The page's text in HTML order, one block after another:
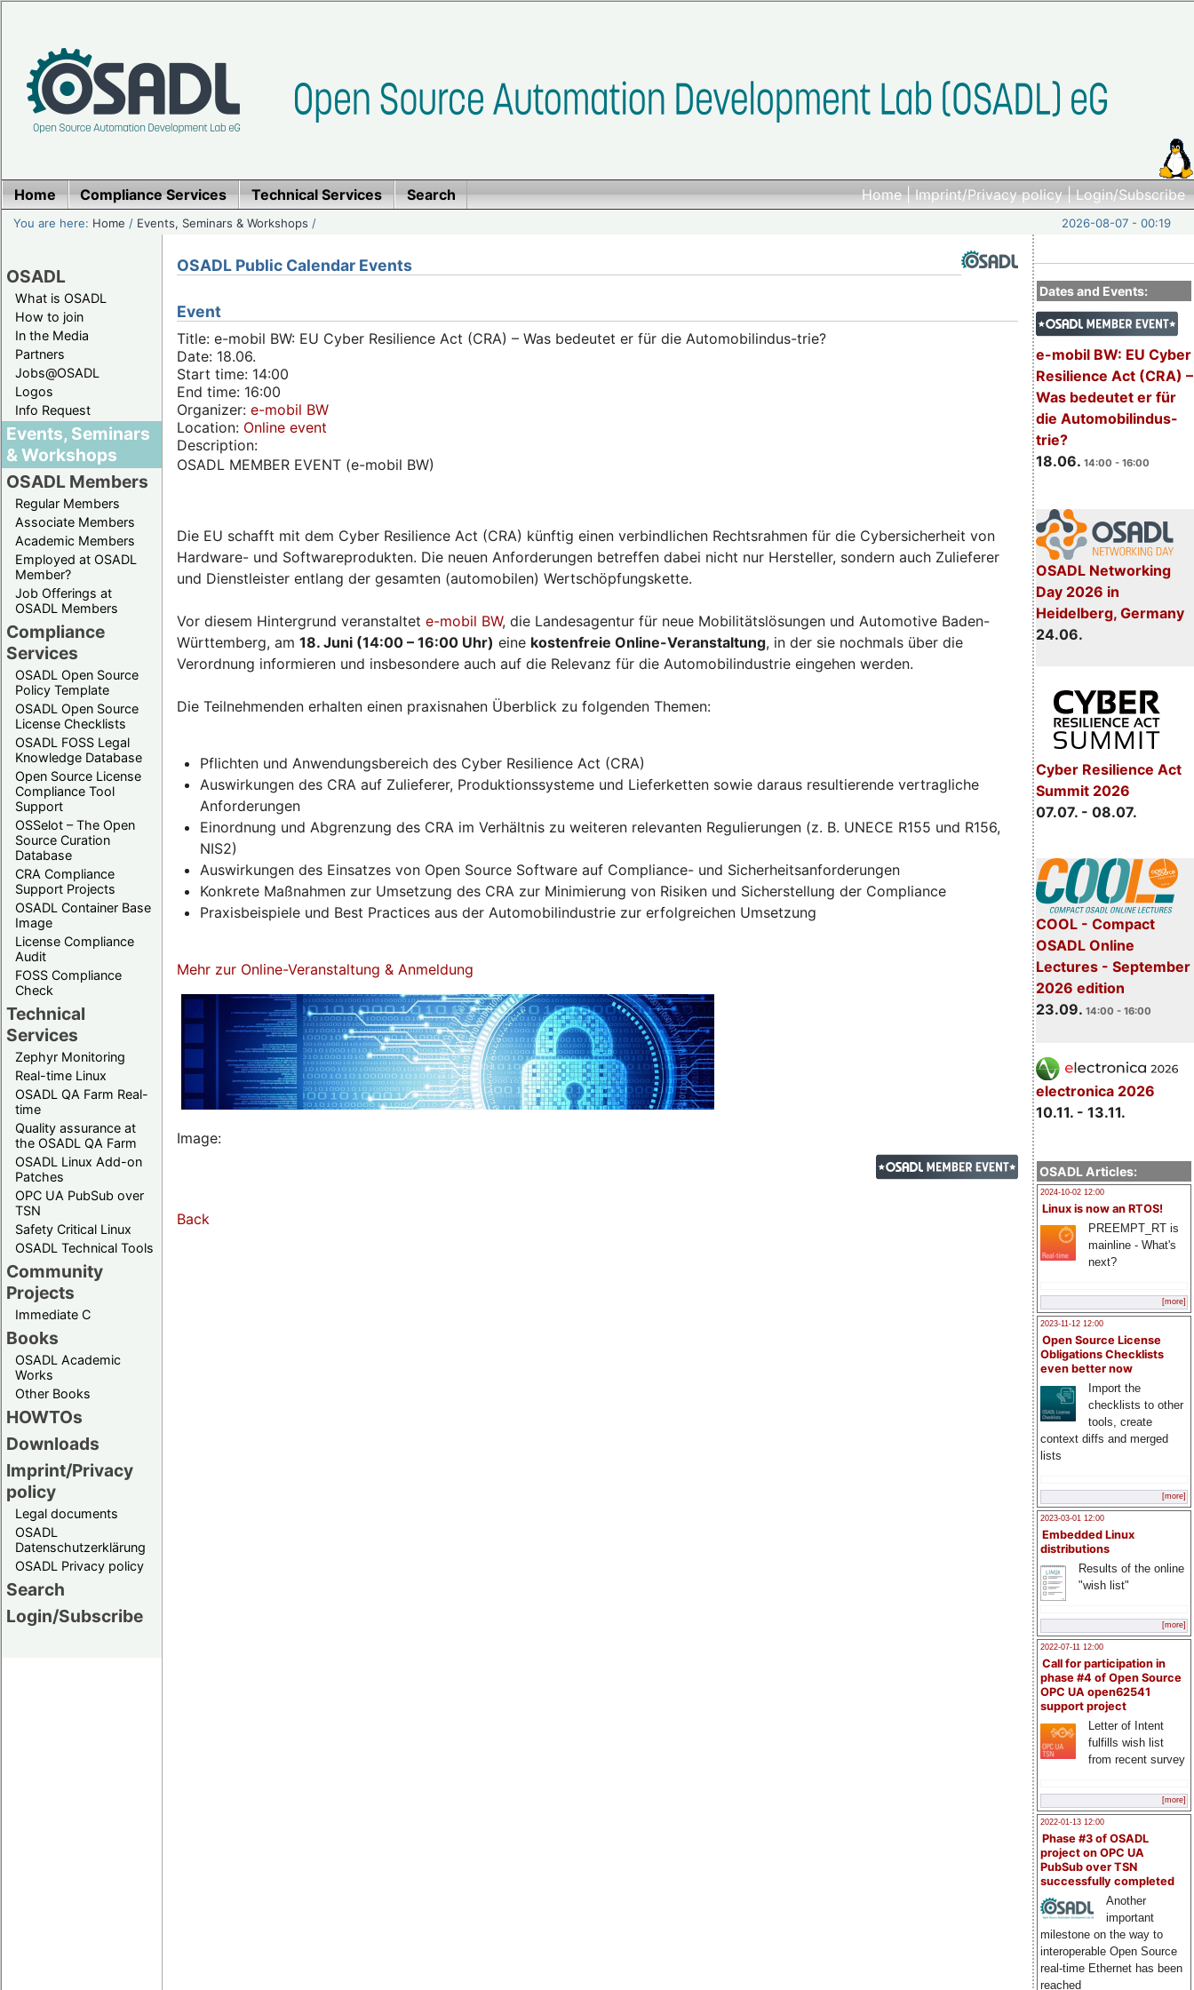
Home|Imprint/Privacy policy|Login/Subscribe
Home Compliance Services Technical Services Search
You are here: Home / Events, Seminars & Workshops / 2026-08-07 - 00:19
OSADL
What is OSADL
How to join
In the Media
Partners
Jobs@OSADL
Logos
Info Request
Events, Seminars
& Workshops
OSADL Members
Regular Members
Associate Members
Academic Members
Employed at OSADL
Member?
Job Offerings at
OSADL Members
Compliance
Services
OSADL Open Source
Policy Template
OSADL Open Source
License Checklists
OSADL FOSS Legal
Knowledge Database
Open Source License
Compliance Tool
Support
OSSelot – The Open
Source Curation
Database
CRA Compliance
Support Projects
OSADL Container Base
Image
License Compliance
Audit
FOSS Compliance
Check
Technical
Services
Zephyr Monitoring
Real-time Linux
OSADL QA Farm Real-
time
Quality assurance at
the OSADL QA Farm
OSADL Linux Add-on
Patches
OPC UA PubSub over
TSN
Safety Critical Linux
OSADL Technical Tools
Community
Projects
Immediate C
Books
OSADL Academic
Works
Other Books
HOWTOs
Downloads
Imprint/Privacy
policy
Legal documents
OSADL
Datenschutzerklärung
OSADL Privacy policy
Search
Login/Subscribe
Dates and Events:
e-mobil BW: EU Cyber
Resilience Act (CRA) –
Was bedeutet er für
die Automobilindus-
trie?
18.06. 14:00 - 16:00
OSADL Networking
Day 2026 in
Heidelberg, Germany
24.06.
Cyber Resilience Act
Summit 2026
07.07. - 08.07.
COOL - Compact
OSADL Online
Lectures - September
2026 edition
23.09. 14:00 - 16:00
electronica 2026
10.11. - 13.11.
OSADL Articles:
2024-10-02 12:00
Linux is now an RTOS!
PREEMPT_RT is
mainline - What's
next?
[more]
2023-11-12 12:00
Open Source License
Obligations Checklists
even better now
Import the
checklists to other
tools, create
context diffs and merged
lists
[more]
2023-03-01 12:00
Embedded Linux
distributions
Results of the online
"wish list"
[more]
2022-07-11 12:00
Call for participation in
phase #4 of Open Source
OPC UA open62541
support project
Letter of Intent
fulfills wish list
from recent survey
[more]
2022-01-13 12:00
Phase #3 of OSADL
project on OPC UA
PubSub over TSN
successfully completed
Another
important
milestone on the way to
interoperable Open Source
real-time Ethernet has been
reached
OSADL Public Calendar Events
Event
Title: e-mobil BW: EU Cyber Resilience Act (CRA) – Was bedeutet er für die Automobilindus-trie?
Date: 18.06.
Start time: 14:00
End time: 16:00
Organizer: e-mobil BW
Location: Online event
Description:
OSADL MEMBER EVENT (e-mobil BW)
Die EU schafft mit dem Cyber Resilience Act (CRA) künftig einen verbindlichen Rechtsrahmen für die Cybersicherheit von
Hardware- und Softwareprodukten. Die neuen Anforderungen betreffen dabei nicht nur Hersteller, sondern auch Zulieferer
und Dienstleister entlang der gesamten (automobilen) Wertschöpfungskette.
Vor diesem Hintergrund veranstaltet e-mobil BW, die Landesagentur für neue Mobilitätslösungen und Automotive Baden-
Württemberg, am 18. Juni (14:00 – 16:00 Uhr) eine kostenfreie Online-Veranstaltung, in der sie nochmals über die
Verordnung informieren und insbesondere auch auf die Relevanz für die Automobilindustrie eingehen werden.
Die Teilnehmenden erhalten einen praxisnahen Überblick zu folgenden Themen:
Pflichten und Anwendungsbereich des Cyber Resilience Act (CRA)
Auswirkungen des CRA auf Zulieferer, Produktionssysteme und Lieferketten sowie daraus resultierende vertragliche
Anforderungen
Einordnung und Abgrenzung des CRA im Verhältnis zu weiteren relevanten Regulierungen (z. B. UNECE R155 und R156,
NIS2)
Auswirkungen des Einsatzes von Open Source Software auf Compliance- und Sicherheitsanforderungen
Konkrete Maßnahmen zur Umsetzung des CRA zur Minimierung von Risiken und Sicherstellung der Compliance
Praxisbeispiele und Best Practices aus der Automobilindustrie zur erfolgreichen Umsetzung
Mehr zur Online-Veranstaltung & Anmeldung
Image:
Back